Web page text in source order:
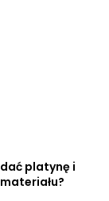
platynę i